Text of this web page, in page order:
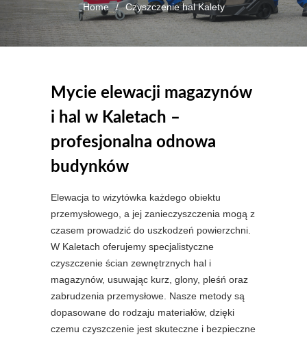
Home / Czyszczenie hal Kalety
Mycie elewacji magazynów
i hal w Kaletach –
profesjonalna odnowa
budynków
Elewacja to wizytówka każdego obiektu
przemysłowego, a jej zanieczyszczenia mogą z
czasem prowadzić do uszkodzeń powierzchni.
W Kaletach oferujemy specjalistyczne
czyszczenie ścian zewnętrznych hal i
magazynów, usuwając kurz, glony, pleśń oraz
zabrudzenia przemysłowe. Nasze metody są
dopasowane do rodzaju materiałów, dzięki
czemu czyszczenie jest skuteczne i bezpieczne